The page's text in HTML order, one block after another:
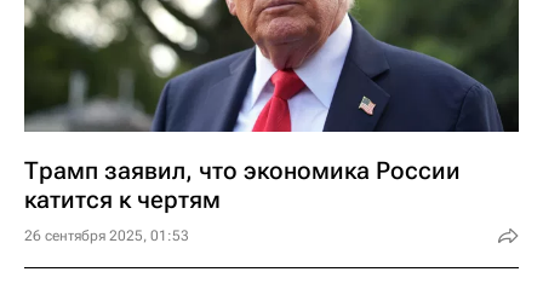
Трамп заявил, что экономика России
катится к чертям
26 сентября 2025, 01:53